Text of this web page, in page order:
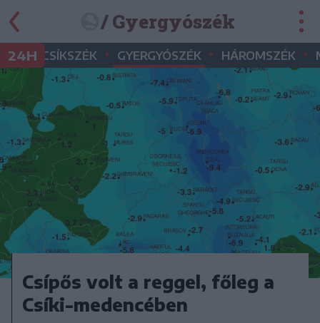
/ Gyergyószék
24H CSÍKSZÉK • GYERGYÓSZÉK • HÁROMSZÉK •
Csípős volt a reggel, főleg a
Csíki-medencében